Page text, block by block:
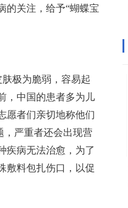
的关注，给予“蝴蝶宝
极为脆弱，容易起
，中国的患者多为儿
愿者们亲切地称他们
，严重者还会出现营
疾病无法治愈，为了
敷料包扎伤口，以促